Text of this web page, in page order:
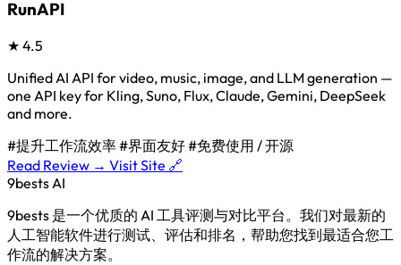
RunAPI
★ 4.5
Unified AI API for video, music, image, and LLM generation —
one API key for Kling, Suno, Flux, Claude, Gemini, DeepSeek
and more.
#提升工作流效率#界面友好#免费使用 / 开源
Read Review → Visit Site 🔗
9bestsAI
9bests 是一个优质的 AI 工具评测与对比平台。我们对最新的
人工智能软件进行测试、评估和排名，帮助您找到最适合您工
作流的解决方案。